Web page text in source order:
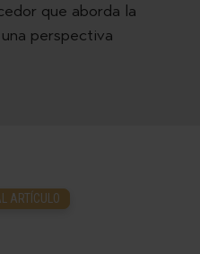
que aborda la
perspectiva
ARTÍCULO